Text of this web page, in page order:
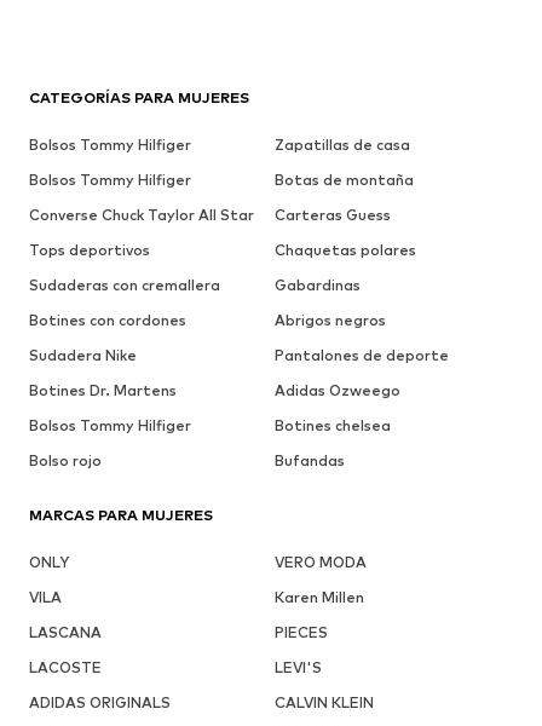
CATEGORÍAS PARA MUJERES
Bolsos Tommy Hilfiger
Zapatillas de casa
Bolsos Tommy Hilfiger
Botas de montaña
Converse Chuck Taylor All Star
Carteras Guess
Tops deportivos
Chaquetas polares
Sudaderas con cremallera
Gabardinas
Botines con cordones
Abrigos negros
Sudadera Nike
Pantalones de deporte
Botines Dr. Martens
Adidas Ozweego
Bolsos Tommy Hilfiger
Botines chelsea
Bolso rojo
Bufandas
MARCAS PARA MUJERES
ONLY
VERO MODA
VILA
Karen Millen
LASCANA
PIECES
LACOSTE
LEVI'S
ADIDAS ORIGINALS
CALVIN KLEIN